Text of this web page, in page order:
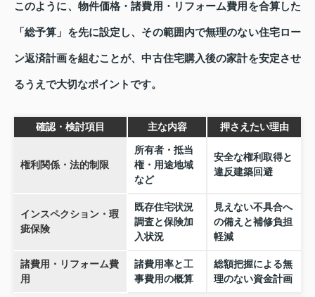
このように、物件価格・諸費用・リフォーム費用を合算した
「総予算」を先に設定し、その範囲内で無理のない住宅ロー
ン返済計画を組むことが、中古住宅購入後の家計を安定させ
るうえで大切なポイントです。
確認・検討項目 主な内容 押さえたい理由
権利関係・法的制限
所有者・抵当
権・用途地域
など
安全な権利取得と
違反建築回避
インスペクション・瑕
疵保険
既存住宅状況
調査と保険加
入状況
見えない不具合へ
の備えと補修負担
軽減
諸費用・リフォーム費
用
諸費用率と工
事費用の概算
総額把握による無
理のない資金計画